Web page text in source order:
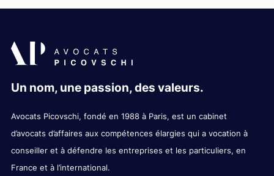
Un nom, une passion, des valeurs.
Avocats Picovschi, fondé en 1988 à Paris, est un cabinet
d’avocats d’affaires aux compétences élargies qui a vocation à
conseiller et à défendre les entreprises et les particuliers, en
France et à l’international.